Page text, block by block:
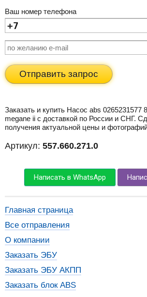
Ваш номер телефона
Отправить запрос
Заказать и купить Насос abs 0265231577
megane ii с доставкой по России и СНГ.
получения актуальной цены и
Артикул: 557.660.271.0
Написать в WhatsApp
Главная страница
Все отправления
О компании
Заказать ЭБУ
Заказать ЭБУ АКПП
Заказать блок ABS